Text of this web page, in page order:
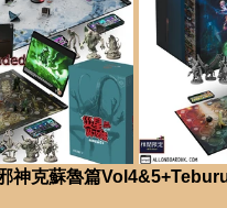
神克蘇魯篇